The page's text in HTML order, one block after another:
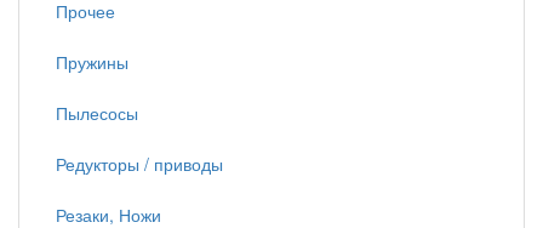
Прочее
Пружины
Пылесосы
Редукторы / приводы
Резаки, Ножи